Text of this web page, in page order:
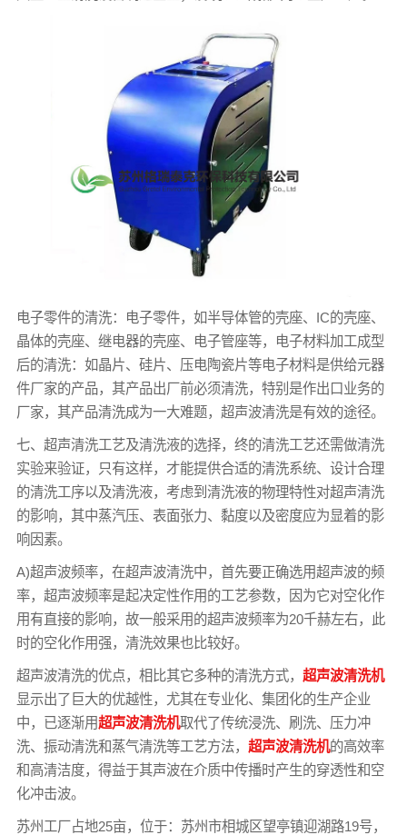
电子零件的清洗：电子零件，如半导体管的壳座、IC的壳座、
晶体的壳座、继电器的壳座、电子管座等，电子材料加工成型
后的清洗：如晶片、硅片、压电陶瓷片等电子材料是供给元器
件厂家的产品，其产品出厂前必须清洗，特别是作出口业务的
厂家，其产品清洗成为一大难题，超声波清洗是有效的途径。
七、超声清洗工艺及清洗液的选择，终的清洗工艺还需做清洗
实验来验证，只有这样，才能提供合适的清洗系统、设计合理
的清洗工序以及清洗液，考虑到清洗液的物理特性对超声清洗
的影响，其中蒸汽压、表面张力、黏度以及密度应为显着的影
响因素。
A)超声波频率，在超声波清洗中，首先要正确选用超声波的频
率，超声波频率是起决定性作用的工艺参数，因为它对空化作
用有直接的影响，故一般采用的超声波频率为20千赫左右，此
时的空化作用强，清洗效果也比较好。
超声波清洗的优点，相比其它多种的清洗方式， 超声波清洗机
显示出了巨大的优越性，尤其在专业化、集团化的生产企业
中，已逐渐用超声波清洗机取代了传统浸洗、刷洗、压力冲
洗、振动清洗和蒸气清洗等工艺方法， 超声波清洗机的高效率
和高清洁度，得益于其声波在介质中传播时产生的穿透性和空
化冲击波。
苏州工厂占地25亩，位于：苏州市相城区望亭镇迎湖路19号，